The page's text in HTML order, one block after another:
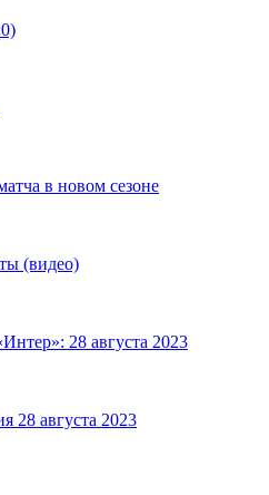
в новом сезоне
(видео)
28 августа 2023
28 августа 2023